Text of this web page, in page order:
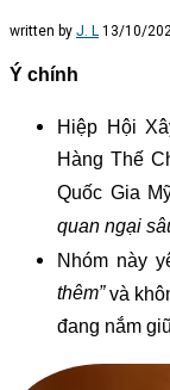
written by J. L 13/10/
Ý chính
Hiệp Hội
Hàng Thế
Quốc Gia
quan ngại
Nhóm này
thêm”và
đang nắm